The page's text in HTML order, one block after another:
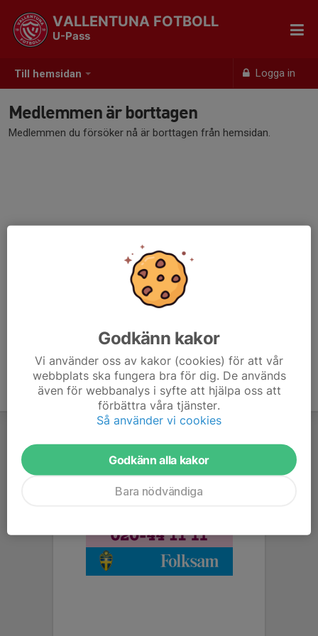
Till hemsidan Logga in
VALLENTUNA FOTBOLL
U-Pass
Medlemmen är borttagen
Medlemmen du försöker nå är borttagen från hemsidan.
Godkänn kakor
Vi använder oss av kakor (cookies) för att vår
webbplats ska fungera bra för dig. De används
även för webbanalys i syfte att hjälpa oss att
förbättra våra tjänster.
Så använder vi cookies
Godkänn alla kakor
Bara nödvändiga